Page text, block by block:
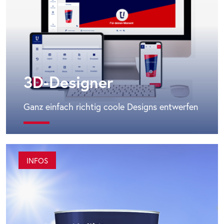
3D-Designer
Ganz einfach richtig coole Designs entwerfen
INFOS